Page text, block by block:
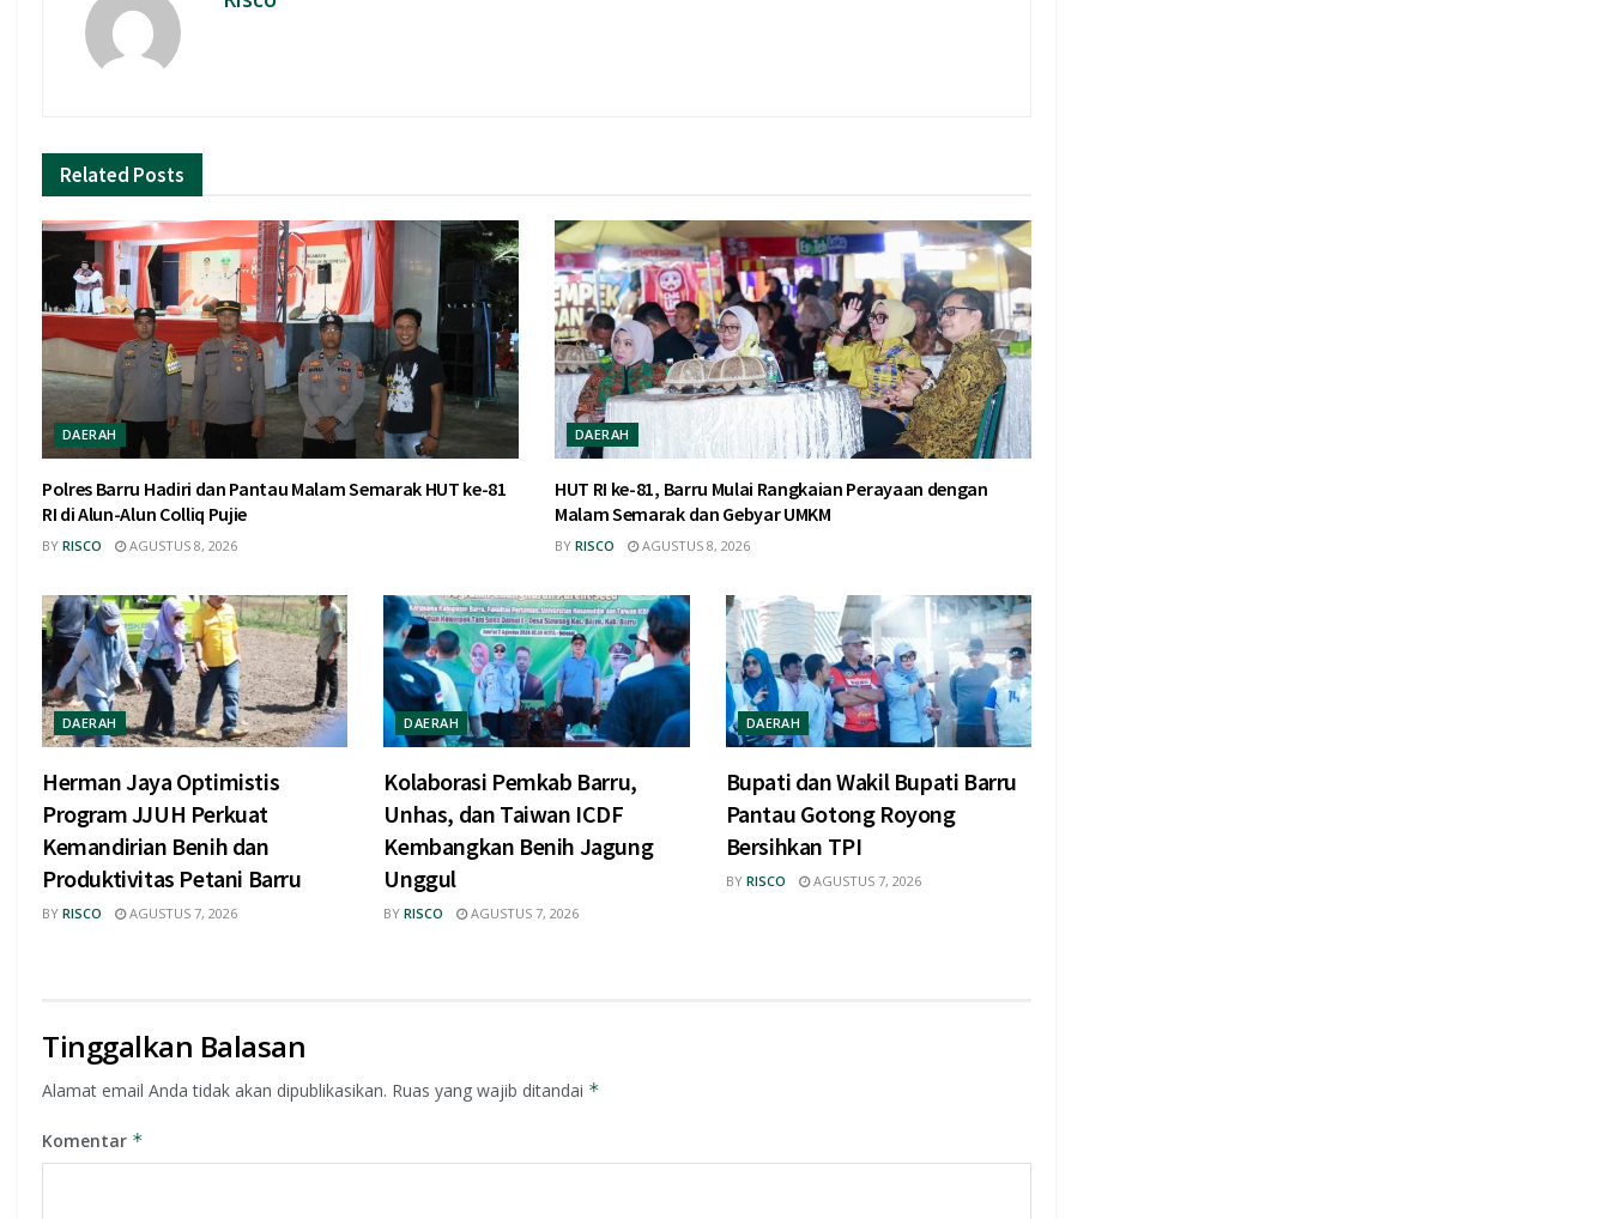
Related Posts
DAERAH
Polres Barru Hadiri dan Pantau Malam Semarak HUT ke-81
RI di Alun-Alun Colliq Pujie
BY RISCO AGUSTUS 8, 2026
DAERAH
HUT RI ke-81, Barru Mulai Rangkaian Perayaan dengan
Malam Semarak dan Gebyar UMKM
BY RISCO AGUSTUS 8, 2026
DAERAH
Herman Jaya Optimistis
Program JJUH Perkuat
Kemandirian Benih dan
Produktivitas Petani Barru
BY RISCO AGUSTUS 7, 2026
DAERAH
Kolaborasi Pemkab Barru,
Unhas, dan Taiwan ICDF
Kembangkan Benih Jagung
Unggul
BY RISCO AGUSTUS 7, 2026
DAERAH
Bupati dan Wakil Bupati Barru
Pantau Gotong Royong
Bersihkan TPI
BY RISCO AGUSTUS 7, 2026
Tinggalkan Balasan
Alamat email Anda tidak akan dipublikasikan. Ruas yang wajib ditandai *
Komentar *